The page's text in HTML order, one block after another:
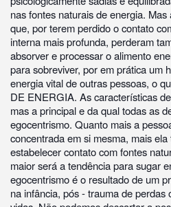
nas fontes naturais de energia.
que, por terem perdido o contato
interna mais profunda, perderam
absorver e processar o alimento
para sobreviver, por em prática um
energia vital de outras pessoas, o
DE ENERGIA. As características
mas a principal e da qual todas as
egocentrismo. Quanto mais a
concentrada em si mesma, mais
estabelecer contato com fontes
maior será a tendência para sugar
egocentrismo é o resultado de um
na infância, pós - trauma de perdas